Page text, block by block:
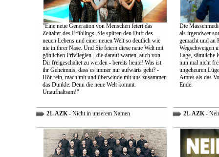
"Eine neue Generation von Menschen feiert das
Zeitalter des Frühlings. Sie spüren den Duft des
neuen Lebens und einer neuen Welt so deutlich wie
nie in ihrer Nase. Und Sie feiern diese neue Welt mit
göttlichen Privilegien - die darauf warten, auch von
Dir freigeschaltet zu werden - bereits heute! Was ist
ihr Geheimnis, dass es immer nur aufwärts geht? -
Hör rein, mach mit und überwinde mit uns zusammen
das Dunkle. Denn die neue Welt kommt.
Unaufhaltsam!"
Die
als irgendwer
gemacht und an
Wegschweigen
Lage, sämtliche
nun mal nicht
ungeheuren
Amtes als das
Ende.
21. AZK- Nicht in unserem Namen 21. AZK-